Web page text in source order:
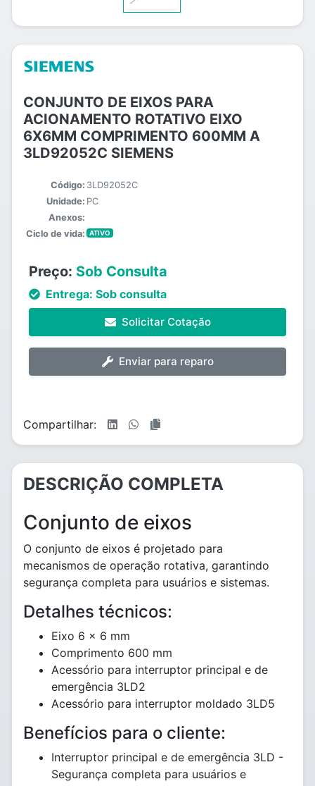
CONJUNTO DE EIXOS PARA
ACIONAMENTO ROTATIVO EIXO
6X6MM COMPRIMENTO 600MM A
3LD92052C SIEMENS
Código: 3LD92052C
Unidade: PC
Anexos:
Ciclo de vida:
ATIVO
Preço: Sob Consulta
Entrega: Sob consulta
Solicitar Cotação
Enviar para reparo
Compartilhar:
DESCRIÇÃO COMPLETA
Conjunto de eixos
O conjunto de eixos é projetado para
mecanismos de operação rotativa, garantindo
segurança completa para usuários e sistemas.
Detalhes técnicos:
Eixo 6 x 6 mm
Comprimento 600 mm
Acessório para interruptor principal e de
emergência 3LD2
Acessório para interruptor moldado 3LD5
Benefícios para o cliente:
Interruptor principal e de emergência 3LD -
Segurança completa para usuários e